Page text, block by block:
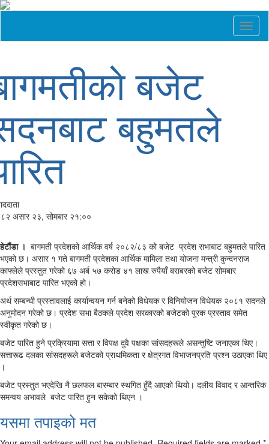
बजेट
बहुमतले
असार २३, सोमबार २१:००
हेटौंडा । बागमती प्रदेशको आर्थिक वर्ष २०८२/८३ को बजेट प्रदेश सभाबाट बहुमतले पारित
भएको छ। असार १ गते बागमती प्रदेशका आर्थिक मामिला तथा योजना मन्त्री कुन्दनराज
काफ्लेले प्रस्तुत गरेको ६७ अर्ब ५७ करोड ४१ लाख रुपैयाँ बराबरको बजेट सोमबार
प्रदेशसभाबाट पारित भएको हो।
अर्थ सम्बन्धी प्रस्तावलाई कार्यान्वयन गर्न बनेको विधेयक र विनियोजन विधेयक २०८१ सदनले
अनुमोदन गरेको छ। प्रदेश सभा बैठकले प्रदेश सरकारको बजेटको पुरक प्रस्ताव समेत
स्वीकृत गरेको छ।
बजेट पारित हुने प्रक्रियामा सत्ता र विपक्ष दुवै पक्षका सांसदहरूले असन्तुष्टि जनाएका थिए।
सत्तारूढ दलका सांसदहरूले बजेटको प्राथमिकता र क्षेत्रगत विभाजनप्रति प्रश्न उठाएका थिए
।
बजेट प्रस्तुत भएदेखि नै छलफल बारम्बार स्थगित हुँदै आएको थियो। दलीय विवाद र आन्तरिक
समन्वय अभावले बजेट पारित हुन सकेकाे थिएन ।
यसमा तपाइको मत